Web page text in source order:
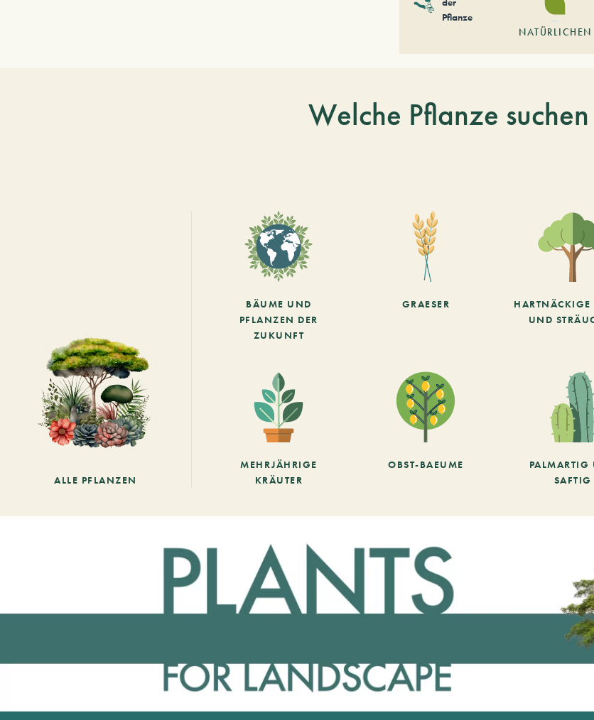
Pflanze
NATÜRLICHEN
Welche Pflanze
ALLE PFLANZEN
BÄUME UND
PFLANZEN DER
ZUKUNFT
GRAESER
HARTNÄCKIGE
UND
MEHRJÄHRIGE
KRÄUTER
OBST-BAEUME
PALMARTIG
SAFTIG